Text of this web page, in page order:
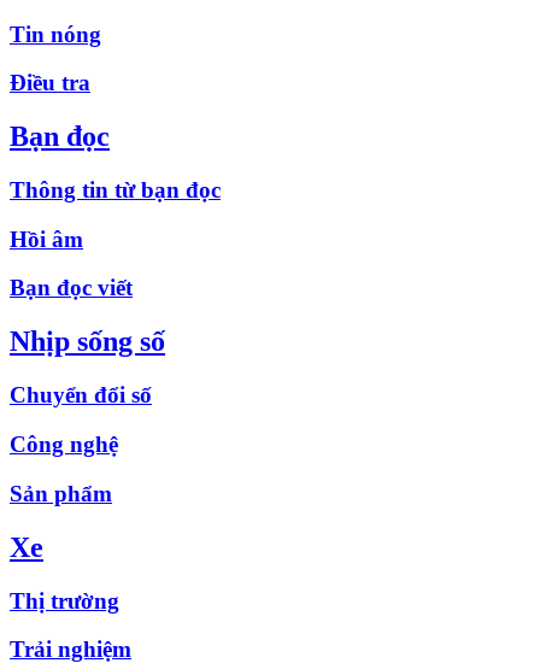
Tin nóng
Điều tra
Bạn đọc
Thông tin từ bạn đọc
Hồi âm
Bạn đọc viết
Nhịp sống số
Chuyển đổi số
Công nghệ
Sản phẩm
Xe
Thị trường
Trải nghiệm